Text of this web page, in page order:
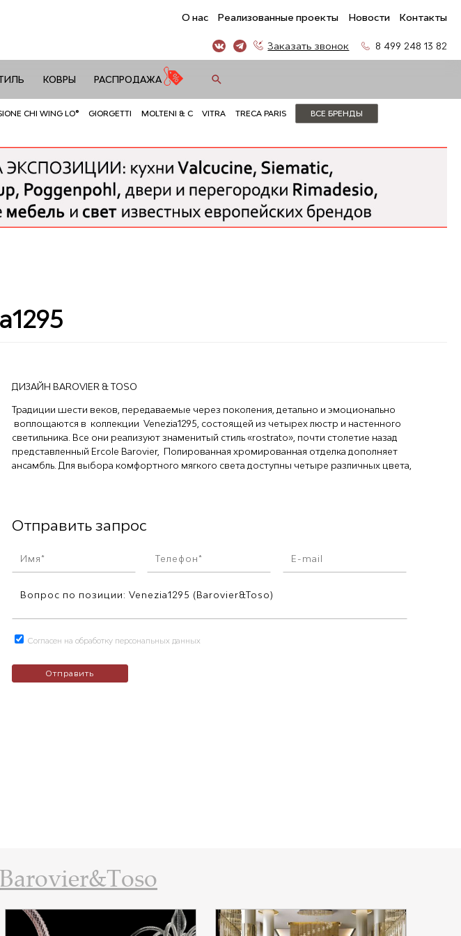
О нас Реализованные проекты Новости Контакты
Заказать звонок 8 499 248 13 82
КОВРЫ РАСПРОДАЖА
CHI WING LO® GIORGETTI MOLTENI & C VITRA TRECA PARIS ВСЕ БРЕНДЫ
ДИЗАЙН BAROVIER & TOSO
Традиции шести веков, передаваемые через поколения, детально и эмоционально
воплощаются в коллекции Venezia1295, состоящей из четырех люстр и настенного
светильника. Все они реализуют знаменитый стиль «rostrato», почти столетие назад
представленный Ercole Barovier, Полированная хромированная отделка дополняет
ансамбль. Для выбора комфортного мягкого света доступны четыре различных цвета,
Отправить запрос
Согласен на обработку персональных данных
Barovier&Toso